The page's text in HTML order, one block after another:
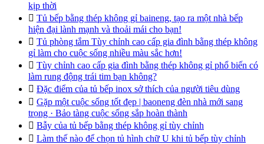
kịp thời
 Tủ bếp bằng thép không gỉ baineng, tạo ra một nhà bếp
hiện đại lành mạnh và thoải mái cho bạn!
 Tủ phòng tắm Tùy chỉnh cao cấp gia đình bằng thép không
gỉ làm cho cuộc sống nhiều màu sắc hơn!
 Tùy chỉnh cao cấp gia đình bằng thép không gỉ phổ biến có
làm rung động trái tim bạn không?
 Đặc điểm của tủ bếp inox sở thích của người tiêu dùng
 Gặp một cuộc sống tốt đẹp | baoneng đèn nhà mới sang
trọng · Bảo tàng cuộc sống sắp hoàn thành
 Bẫy của tủ bếp bằng thép không gỉ tùy chỉnh
 Làm thế nào để chọn tủ hình chữ U khi tủ bếp tùy chỉnh